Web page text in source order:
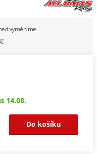
vyměníme.
14.08.
Do košíku